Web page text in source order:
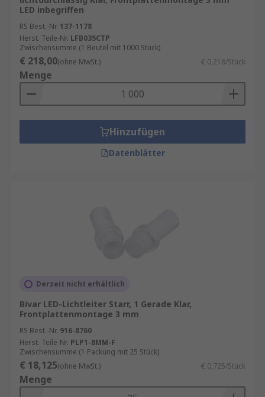
LED inbegriffen
RS Best.-Nr. 137-1178
Herst. Teile-Nr. LFB035CTP
Zwischensumme (1 Beutel mit 1000 Stück)
€ 218,00(ohne MwSt.) € 0,218/Stück
Menge
Hinzufügen
Datenblätter
Derzeit nicht erhältlich
Bivar LED-Lichtleiter Starr, 1 Gerade Klar,
Frontplattenmontage 3 mm
RS Best.-Nr. 916-8760
Herst. Teile-Nr. PLP1-8MM-F
Zwischensumme (1 Packung mit 25 Stück)
€ 18,125(ohne MwSt.) € 0,725/Stück
Menge